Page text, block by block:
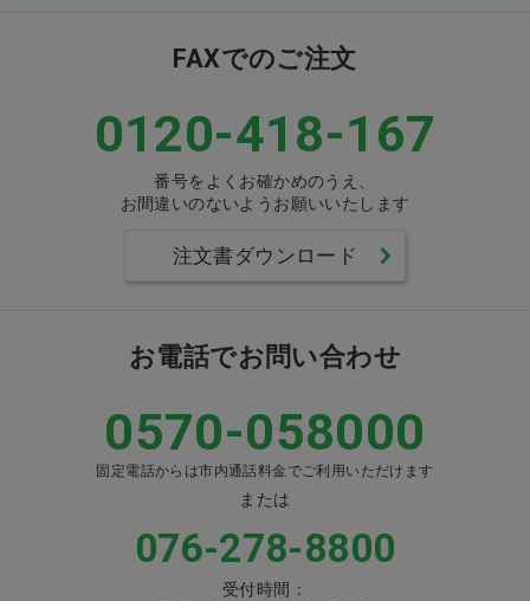
FAXでのご注文
0120-418-167
番号をよくお確かめのうえ、
お間違いのないようお願いいたします
注文書ダウンロード
お電話でお問い合わせ
0570-058000
固定電話からは市内通話料金でご利用いただけます
または
076-278-8800
受付時間：